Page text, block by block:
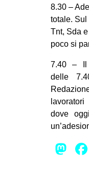
8.30 –
totale. Sul
Tnt, Sda
poco si
7.40 – Il
delle
dove